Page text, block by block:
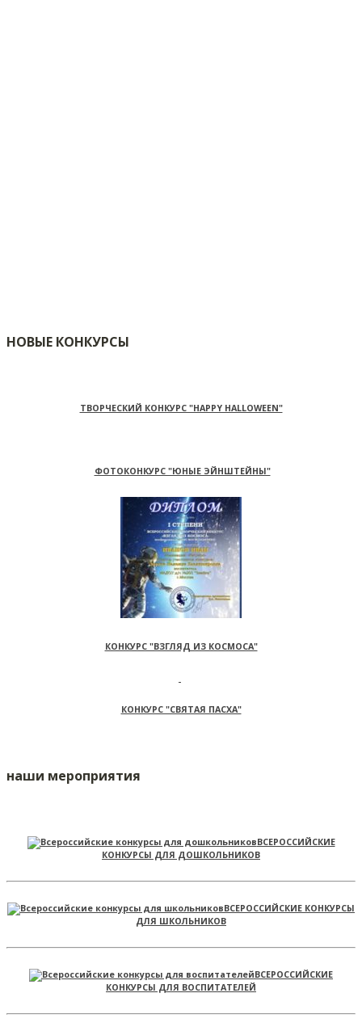
НОВЫЕ КОНКУРСЫ
ТВОРЧЕСКИЙ КОНКУРС "HAPPY HALLOWEEN"
ФОТОКОНКУРС "ЮНЫЕ ЭЙНШТЕЙНЫ"
КОНКУРС "ВЗГЛЯД ИЗ КОСМОСА"
КОНКУРС "СВЯТАЯ ПАСХА"
наши мероприятия
ВСЕРОССИЙСКИЕ
КОНКУРСЫ ДЛЯ ДОШКОЛЬНИКОВ
ВСЕРОССИЙСКИЕ КОНКУРСЫ
ДЛЯ ШКОЛЬНИКОВ
ВСЕРОССИЙСКИЕ
КОНКУРСЫ ДЛЯ ВОСПИТАТЕЛЕЙ